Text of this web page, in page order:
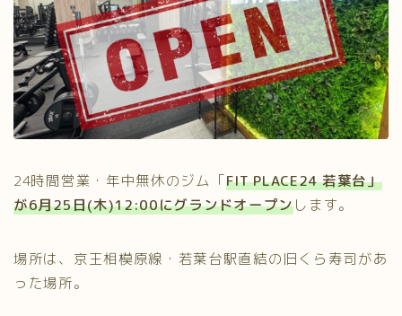
24時間営業・年中無休のジム「FIT PLACE24 若葉台」
が6月25日(木)12:00にグランドオープンします。
場所は、京王相模原線・若葉台駅直結の旧くら寿司があ
った場所。